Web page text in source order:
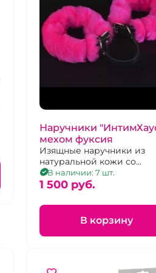
Наручники
мехом фуксия
Изящные наручники из
натуральной кожи со
съёмным мехом цвета
фуксии.
В наличии: 7 шт.
1 500 pуб.
В корзину